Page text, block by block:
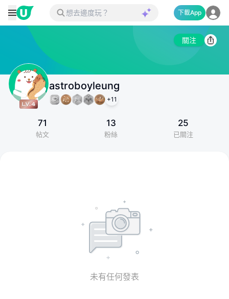
下載App
關注
astroboyleung
+11
71
帖文
13
粉絲
25
已關注
未有任何發表